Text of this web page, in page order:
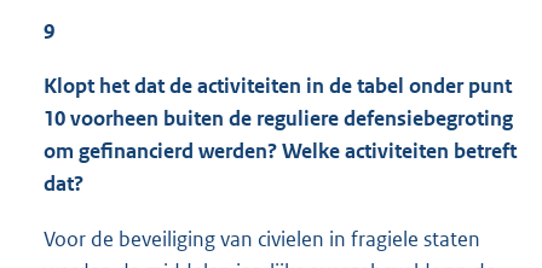
9
Klopt het dat de activiteiten in de tabel onder punt
10 voorheen buiten de reguliere defensiebegroting
om gefinancierd werden? Welke activiteiten betreft
dat?
Voor de beveiliging van civielen in fragiele staten